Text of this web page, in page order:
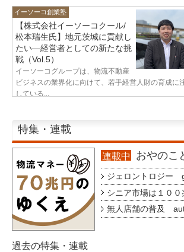
イーソーコ創業塾
【株式会社イーソーコクール/
松本瑞生氏】地元茨城に貢献し
たい—経営者としての新たな挑
戦（Vol.5）
イーソーコグループは、物流不動産
ビジネスの業界化に向けて、若手経営人財の育成に
している...
特集・連載
連載中 おやの
ジェロントロジー
シニア市場は１０
無人店舗の普及
過去の特集・連載